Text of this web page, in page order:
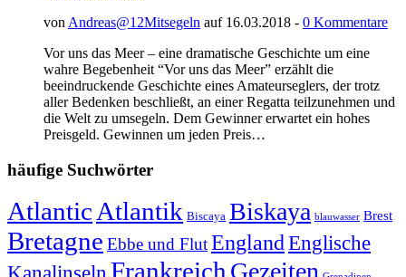
von Andreas@12Mitsegeln auf 16.03.2018 - 0 Kommentare
Vor uns das Meer – eine dramatische Geschichte um eine
wahre Begebenheit “Vor uns das Meer” erzählt die
beeindruckende Geschichte eines Amateurseglers, der trotz
aller Bedenken beschließt, an einer Regatta teilzunehmen und
die Welt zu umsegeln. Dem Gewinner erwartet ein hohes
Preisgeld. Gewinnen um jeden Preis…
häufige Suchwörter
Atlantic Atlantik Biscaya Biskaya blauwasser Brest
Bretagne Ebbe und Flut EnglandEnglische
Frankreich